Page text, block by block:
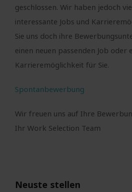
geschlossen. Wir haben jedoch
interessante Jobs und
Sie uns doch ihre
einen neuen passenden Job oder
Karrieremöglichkeit für Sie.
Spontanbewerbung
Wir freuen uns auf Ihre
Ihr Work Selection Team
Neuste stellen